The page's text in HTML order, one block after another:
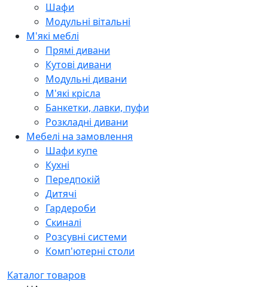
Шафи
Модульні вітальні
М'які меблі
Прямі дивани
Кутові дивани
Модульні дивани
М'які крісла
Банкетки, лавки, пуфи
Розкладні дивани
Мебелі на замовлення
Шафи купе
Кухні
Передпокій
Дитячі
Гардероби
Скиналі
Розсувні системи
Комп'ютерні столи
Каталог товаров